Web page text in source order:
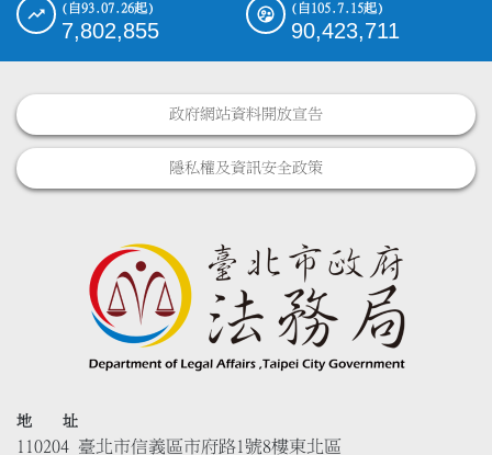
(自93.07.26起)
7,802,855
(自105.7.15起)
90,423,711
政府網站資料開放宣告
隱私權及資訊安全政策
地 址
110204 臺北市信義區市府路1號8樓東北區